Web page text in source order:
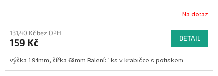
Na dotaz
131,40 Kč bez DPH
159 Kč DETAIL
výška 194mm, šířka 68mm Balení: 1ks v krabičce s potiskem